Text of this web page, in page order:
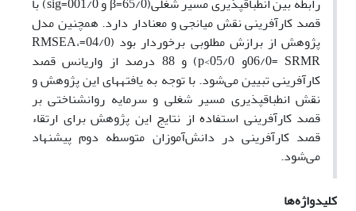
قصد کارآفرینی نقش میانجی و معنادار دارد. همچنین مدل
پژوهش از برازش مطلوبی برخوردار بود (04/0=RMSEA،
06/0= SRMRو 05/0>p) و 88 درصد از واریانس قصد
کارآفرینی تبیین می‌شود. با توجه به یافته‏های این پژوهش و
نقش انطباق‏پذیری مسیر شغلی و سرمایه روانشناختی بر
قصد کارآفرینی استفاده از نتایج این پژوهش برای ارتقاء
قصد کارآفرینی در دانش‌آموزان متوسطه دوم پیشنهاد
می‌شود.
کلیدواژه‌ها